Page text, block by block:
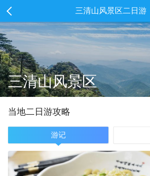
三清山风景区二日游
三清山风景区
当地二 日游攻略
游记